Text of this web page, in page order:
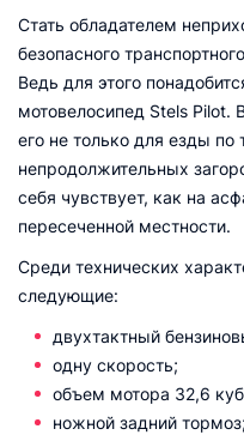
Стать обладателем
безопасного
Ведь для этого
мотовелосипед Stels
его не только для езды по
непродолжительных
себя чувствует, как на
пересеченной местности.
Среди технических
следующие:
двухтактный
одну скорость;
объем мотора 32,6
ножной задний тормоз;